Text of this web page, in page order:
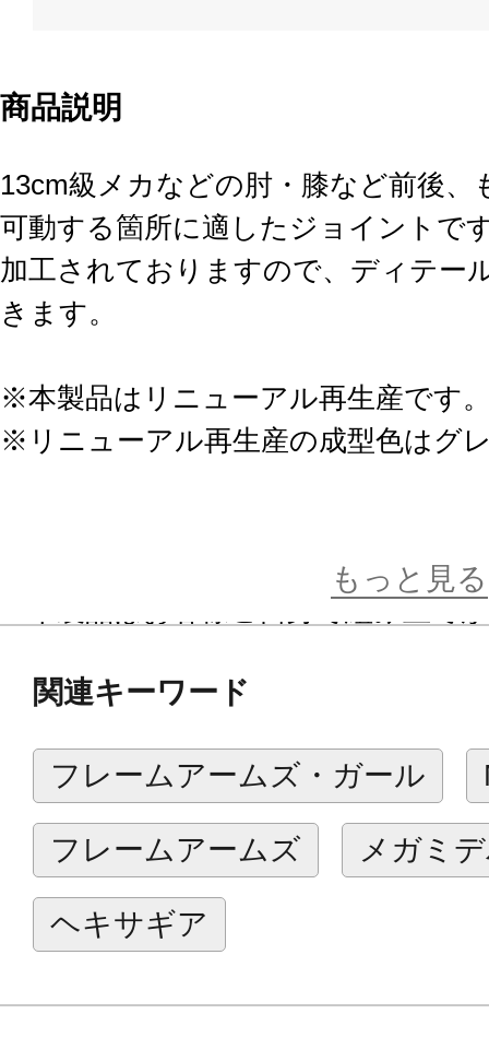
商品説明
13cm級メカなどの肘・膝など前後
可動する箇所に適したジョイントで
加工されておりますので、ディテー
きます。
※本製品はリニューアル再生産です
※リニューアル再生産の成型色はグ
※画像は撮影用に塗装してあります
もっと見る
関連キーワード
フレームアームズ・ガール
フレームアームズ メガミ
ヘキサギア